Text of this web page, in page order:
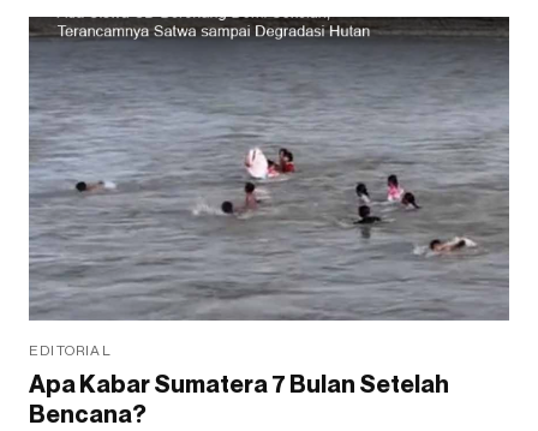
EDITORIAL
Apa Kabar Sumatera 7 Bulan Setelah
Bencana?